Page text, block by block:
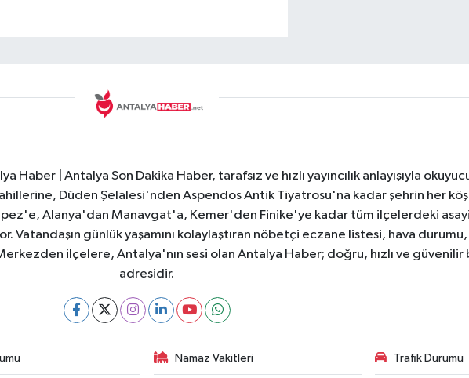
| Antalya Son Dakika Haber, tarafsız ve hızlı yayıncılık anlayışıyla
Düden Şelalesi'nden Aspendos Antik Tiyatrosu'na kadar şehrin her
Alanya'dan Manavgat'a, Kemer'den Finike'ye kadar tüm ilçelerdeki
Vatandaşın günlük yaşamını kolaylaştıran nöbetçi eczane listesi, hava
ilçelere, Antalya'nın sesi olan Antalya Haber; doğru, hızlı ve güvenilir
adresidir.
Namaz Vakitleri Trafik Durumu